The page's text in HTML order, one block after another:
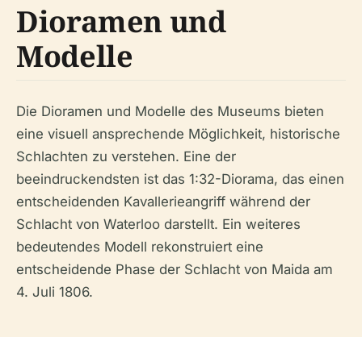
Dioramen und
Modelle
Die Dioramen und Modelle des Museums bieten
eine visuell ansprechende Möglichkeit, historische
Schlachten zu verstehen. Eine der
beeindruckendsten ist das 1:32-Diorama, das einen
entscheidenden Kavallerieangriff während der
Schlacht von Waterloo darstellt. Ein weiteres
bedeutendes Modell rekonstruiert eine
entscheidende Phase der Schlacht von Maida am
4. Juli 1806.